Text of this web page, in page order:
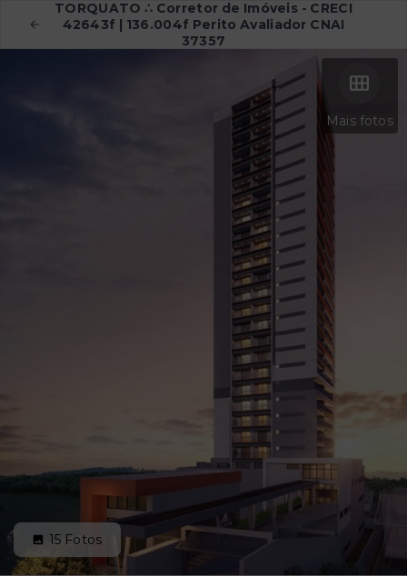
TORQUATO ∴ Corretor de Imóveis - CRECI
42643f | 136.004f Perito Avaliador CNAI
37357
Mais fotos
15 Fotos